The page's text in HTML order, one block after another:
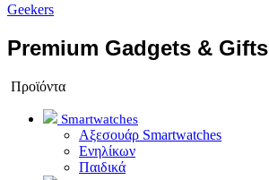
Geekers
Premium Gadgets & Gifts
Προϊόντα
Smartwatches
Αξεσουάρ Smartwatches
Ενηλίκων
Παιδικά